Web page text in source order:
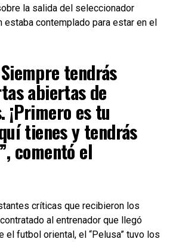
la salida del seleccionador
estaba contemplado para estar en el
tendrás
abiertas de
¡Primero es tu
tienes y tendrás
comentó el
críticas que recibieron los
al entrenador que llegó
el futbol oriental, el “Pelusa” tuvo los